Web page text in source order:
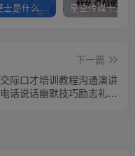
九磅十五便士是什么意思（九磅十五便士是什么梗）
下一篇
交际口才培训教程沟通演讲
电话说话幽默技巧励志礼仪